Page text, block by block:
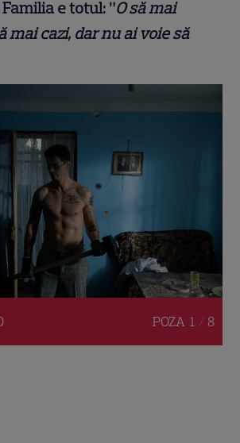
Familia e totul: ”O să mai
mai cazi, dar nu ai voie să
POZA 1 / 8